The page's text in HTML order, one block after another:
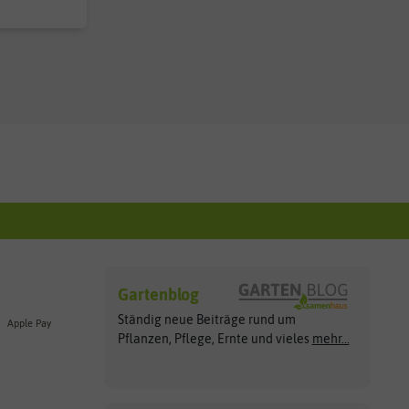
Apple Pay
Gartenblog
Ständig neue Beiträge rund um
Pflanzen, Pflege, Ernte und vieles mehr...